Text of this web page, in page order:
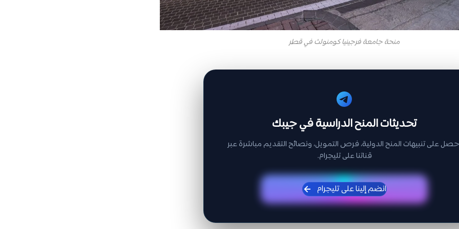
منحة جامعة فرجينيا كومنولث في قطر
تحديثات المنح الدراسية في جيبك
على تنبيهات المنح الدولية، فرص التمويل، ونصائح التقديم مباشرة عبر
قناتنا على تليجرام.
انضم إلينا على تليجرام